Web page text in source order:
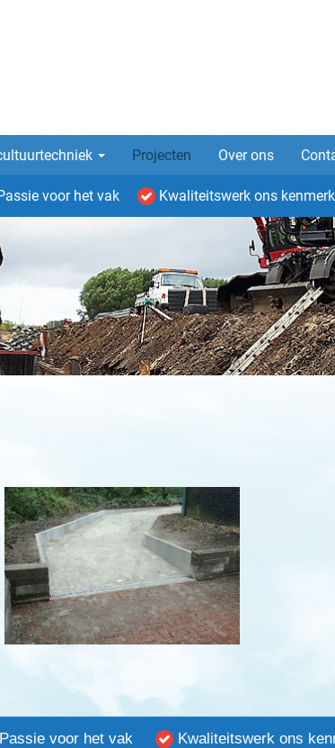
Projecten Over ons
voor het vak Kwaliteitswerk ons
Passie voor het vak Kwaliteitswerk ons